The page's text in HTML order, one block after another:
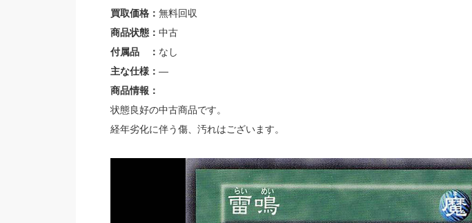
買取価格： 無料回収
商品状態： 中古
付属品 ： なし
主な仕様： —
商品情報：
状態良好の中古商品です。
経年劣化に伴う傷、汚れはございます。